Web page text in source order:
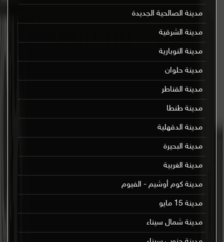
مدينة الصالحية الجديدة
مدينة الشرقية
مدينة النوبارية
مدينة حلوان
مدينة القناطر
مدينة طنطا
مدينة الدقهلية
مدينة البحيرة
مدينة الغربية
مدينة كوم أوشيم - الفيوم
مدينة 15 مايو
مدينة شمال سيناء